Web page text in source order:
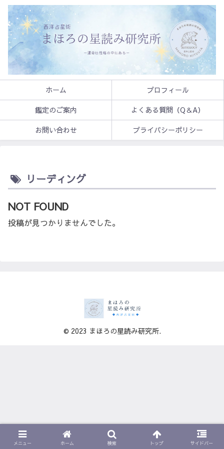
ホーム
プロフィール
鑑定のご案内
よくある質問（Q＆A）
お問い合わせ
プライバシーポリシー
リーディング
NOT FOUND
投稿が見つかりませんでした。
© 2023 まほろの星読み研究所.
メニュー ホーム 検索 トップ サイドバー